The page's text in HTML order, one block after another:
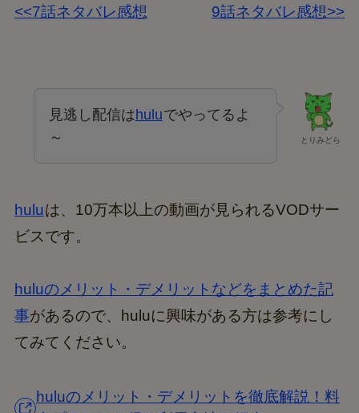
<<7話ネタバレ感想 9話ネタバレ感想>>
とりみどら
見逃し配信はhuluでやってるよ
～
huluは、10万本以上の動画が見られるVODサー
ビスです。
huluのメリット・デメリットなどをまとめた記
事があるので、huluに興味がある方は参考にし
てみてください。
huluのメリット・デメリットを徹底解説！料